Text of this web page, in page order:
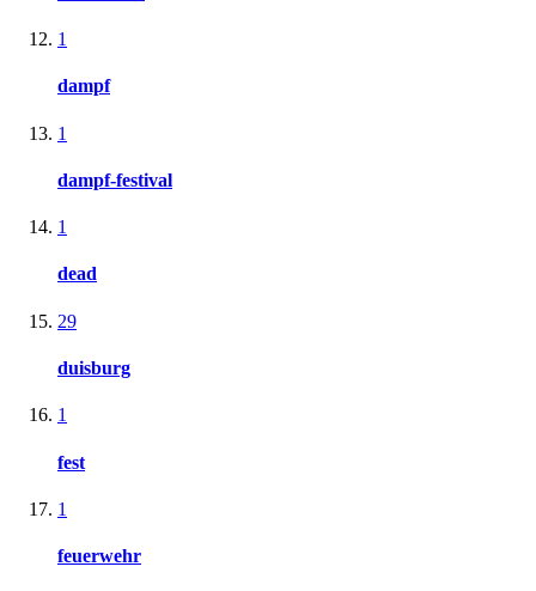
1
dampf
1
dampf-festival
1
dead
29
duisburg
1
fest
1
feuerwehr